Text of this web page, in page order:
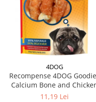
4DOG
Recompense 4DOG
Calcium Bone and
100g
11,19 Lei